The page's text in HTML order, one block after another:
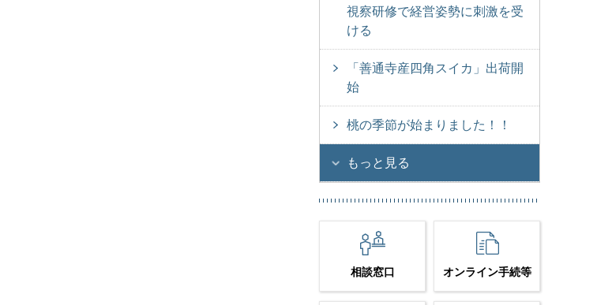
視察研修で経営姿勢に刺激を受
ける
「善通寺産四角スイカ」出荷開
始
桃の季節が始まりました！！
もっと見る
相談窓口 オンライン手続等